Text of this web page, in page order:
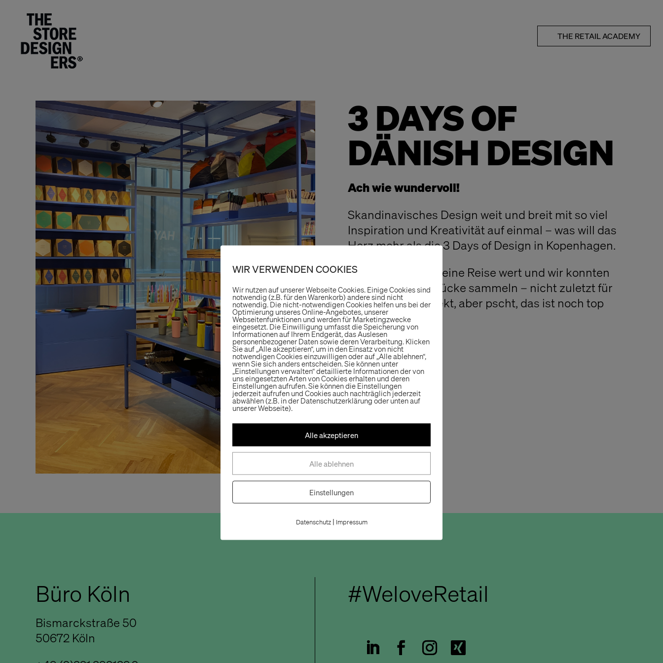
THE RETAIL ACADEMY
3 DAYS OF
DÄNISH DESIGN
Ach wie wundervoll!
Skandinavisches Design weit und breit mit so viel
Inspiration und Kreativität auf einmal – was will das
Herz mehr als die 3 Days of Design in Kopenhagen.
Es war wie immer eine Reise wert und wir konnten
eine Menge Eindrücke sammeln – nicht zuletzt für
unser neues Projekt, aber pscht, das ist noch top
secret!
So stay tuned!
Büro Köln
Bismarckstraße 50
50672 Köln
#WeloveRetail
WIR VERWENDEN COOKIES
Wir nutzen auf unserer Webseite Cookies. Einige Cookies sind
notwendig (z.B. für den Warenkorb) andere sind nicht
notwendig. Die nicht-notwendigen Cookies helfen uns bei der
Optimierung unseres Online-Angebotes, unserer
Webseitenfunktionen und werden für Marketingzwecke
eingesetzt. Die Einwilligung umfasst die Speicherung von
Informationen auf Ihrem Endgerät, das Auslesen
personenbezogener Daten sowie deren Verarbeitung. Klicken
Sie auf „Alle akzeptieren“, um in den Einsatz von nicht
notwendigen Cookies einzuwilligen oder auf „Alle ablehnen“,
wenn Sie sich anders entscheiden. Sie können unter
„Einstellungen verwalten“ detaillierte Informationen der von
uns eingesetzten Arten von Cookies erhalten und deren
Einstellungen aufrufen. Sie können die Einstellungen
jederzeit aufrufen und Cookies auch nachträglich jederzeit
abwählen (z.B. in der Datenschutzerklärung oder unten auf
unserer Webseite).
Alle akzeptieren
Alle ablehnen
Einstellungen
Datenschutz| Impressum